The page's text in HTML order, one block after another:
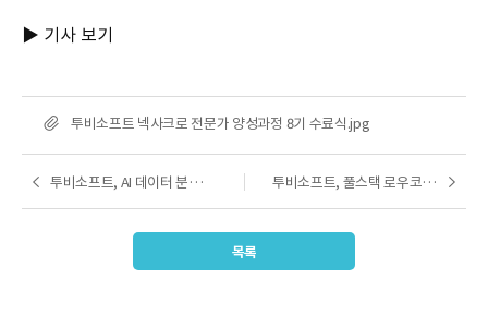
▶ 기사 보기
첨
부
파
일
투비소프트 넥사크로 전문가 양성과정 8기 수료식.jpg
이전글 투비소프트, AI 데이터 분석 솔루션 ‘넥사보드’ 데모 시연회 진행 다음글
투비소프트, 풀스택 로우코드 개발 플러그인 '프로젠' 출시
목록